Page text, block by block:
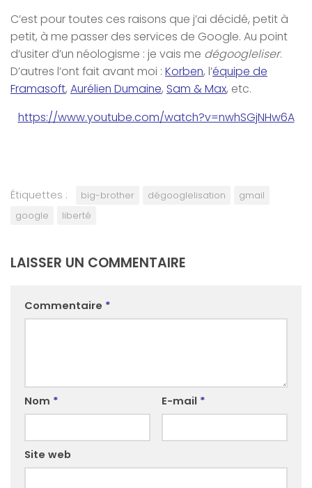
C’est pour toutes ces raisons que j’ai décidé, petit à
petit, à me passer des services de Google. Au point
d’usiter d’un néologisme : je vais me dégoogleliser.
D’autres l’ont fait avant moi : Korben, l’équipe de
Framasoft, Aurélien Dumaine, Sam & Max, etc.
https://www.youtube.com/watch?v=nwhSGjNHw6A
Étiquettes : big-brother dégooglelisation
gmail
google
liberté
LAISSER UN COMMENTAIRE
Commentaire *
Nom * E-mail *
Site web